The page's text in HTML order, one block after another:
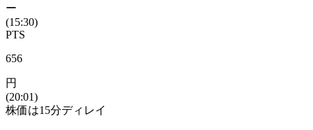
ー
(15:30)
PTS
656
円
(20:01)
株価は15分ディレイ